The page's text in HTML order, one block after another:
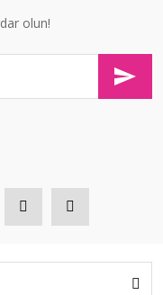
olun!